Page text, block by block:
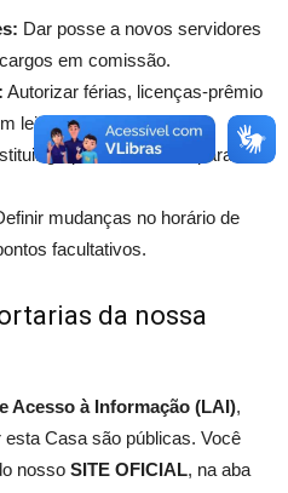
Dar posse a novos servidores
em comissão.
Autorizar férias, licenças-prêmio
lei.
grupos de trabalho para
mudanças no horário de
facultativos.
da nossa
Acesso à Informação (LAI),
Casa são públicas. Você
nosso SITE OFICIAL, na aba